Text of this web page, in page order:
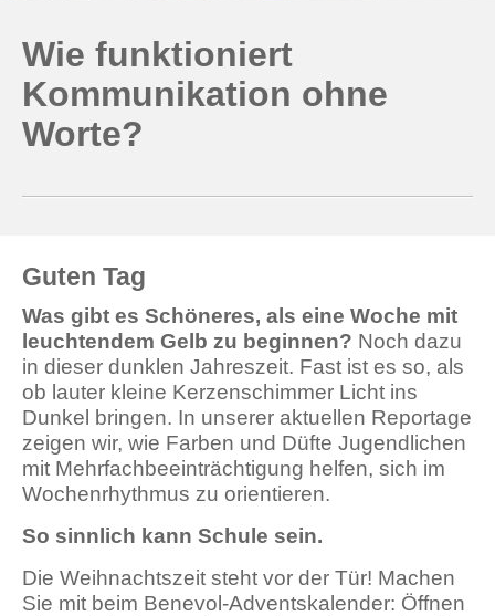
Wie funktioniert
Kommunikation ohne
Worte?
Guten Tag
Was gibt es Schöneres, als eine Woche mit
leuchtendem Gelb zu beginnen? Noch dazu
in dieser dunklen Jahreszeit. Fast ist es so, als
ob lauter kleine Kerzenschimmer Licht ins
Dunkel bringen. In unserer aktuellen Reportage
zeigen wir, wie Farben und Düfte Jugendlichen
mit Mehrfachbeeinträchtigung helfen, sich im
Wochenrhythmus zu orientieren.
So sinnlich kann Schule sein.
Die Weihnachtszeit steht vor der Tür! Machen
Sie mit beim Benevol-Adventskalender: Öffnen